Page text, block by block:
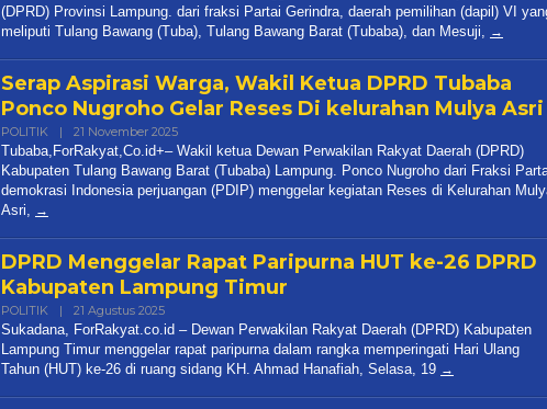
Serap Aspirasi Warga, Wakil Ketua DPRD Tubaba
Ponco Nugroho Gelar Reses Di kelurahan Mulya Asri
POLITIK | 21 November 2025Oleh
R
R
Tubaba,ForRakyat,Co.id+– Wakil ketua Dewan Perwakilan Rakyat Daerah (DPRD)
Kabupaten Tulang Bawang Barat (Tubaba) Lampung. Ponco Nugroho dari Fraksi Partai
demokrasi Indonesia perjuangan (PDIP) menggelar kegiatan Reses di Kelurahan Mulya
Asri,
DPRD Menggelar Rapat Paripurna HUT ke-26 DPRD
Kabupaten Lampung Timur
POLITIK | 21 Agustus 2025Oleh
R
Sukadana, ForRakyat.co.id – Dewan Perwakilan Rakyat Daerah (DPRD) Kabupaten
Lampung Timur menggelar rapat paripurna dalam rangka memperingati Hari Ulang
Tahun (HUT) ke-26 di ruang sidang KH. Ahmad Hanafiah, Selasa, 19
Hanifal Anggota DPRD Provinsi Lampung Gelar
Reses Tahap 2 Ditiyuh Way Sido
POLITIK | 24 Juli 2025Oleh